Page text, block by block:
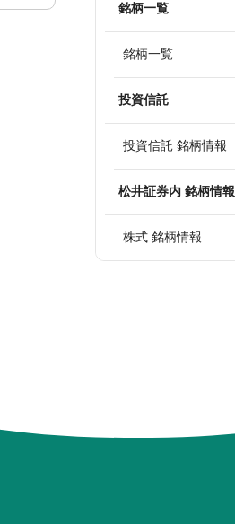
銘柄一覧
銘柄一覧
投資信託
投資信託 銘柄情報
松井証券内 銘柄情報
株式 銘柄情報